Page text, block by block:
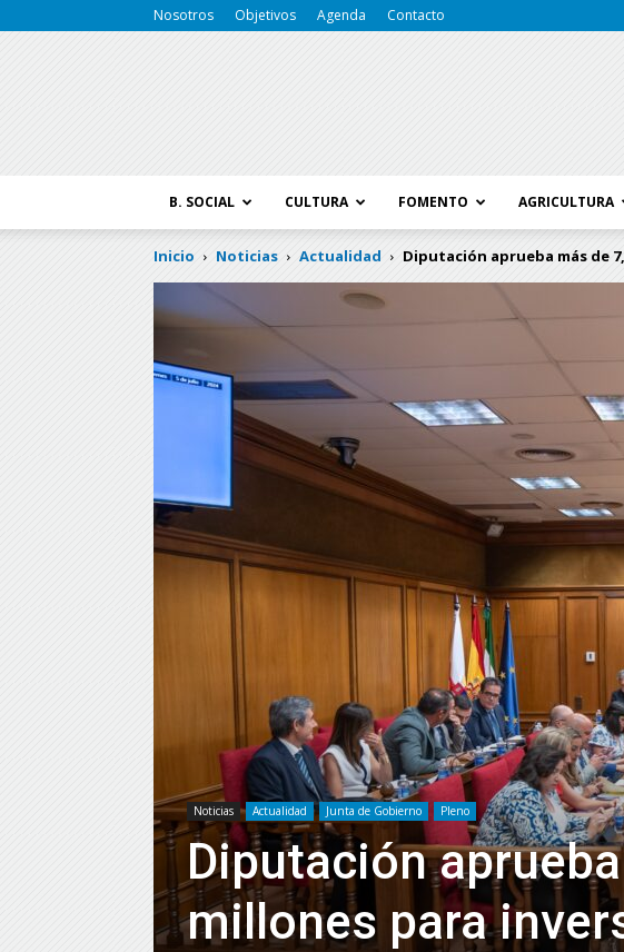
Nosotros Objetivos Agenda Contacto
B. SOCIAL CULTURA FOMENTO AGRICULTURA
Inicio Noticias Actualidad Diputación aprueba más de
Noticias Actualidad Junta de Gobierno Pleno
Diputación
millones para